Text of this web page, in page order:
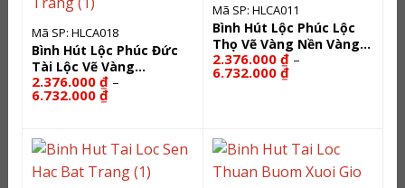
Mã SP: HLCA018
Bình Hút Lộc Phúc Đức
Tài Lộc Vẽ Vàng
HLCA018
2.376.000 ₫ –
6.732.000 ₫Khoảng
đến
6.732.000 ₫
Mã SP: HLCA011
Bình Hút Lộc Phúc Lộc
Thọ Vẽ Vàng Nền Vàng
HLCA011
2.376.000 ₫ –
6.732.000 ₫Khoảng
giá: